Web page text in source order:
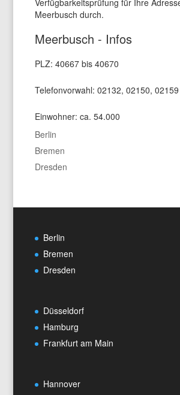
Verfügbarkeitsprüfung für Ihre
Meerbusch durch.
Meerbusch - Infos
PLZ: 40667 bis 40670
Telefonvorwahl: 02132, 02150, 02159
Einwohner: ca. 54.000
Berlin
Bremen
Dresden
Berlin
Bremen
Dresden
Düsseldorf
Hamburg
Frankfurt am Main
Hannover